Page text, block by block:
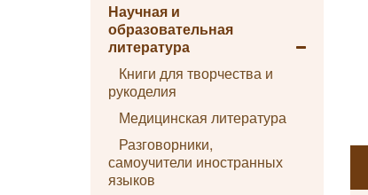
Научная и
образовательная
литература
Книги для творчества и
рукоделия
Медицинская литература
Разговорники,
самоучители иностранных
языков